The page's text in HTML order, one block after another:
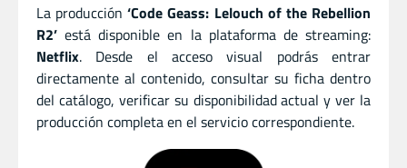
La producción‘Code Geass: Lelouch of the Rebellion
R2’ está disponible en la plataforma de streaming:
Netflix. Desde el acceso visual podrás entrar
directamente al contenido, consultar su ficha dentro
del catálogo, verificar su disponibilidad actual y ver la
producción completa en el servicio correspondiente.